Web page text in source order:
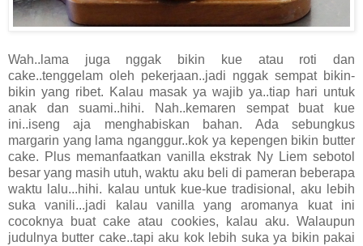
Wah..lama juga nggak bikin kue atau roti dan
cake..tenggelam oleh pekerjaan..jadi nggak sempat bikin-
bikin yang ribet. Kalau masak ya wajib ya..tiap hari untuk
anak dan suami..hihi. Nah..kemaren sempat buat kue
ini..iseng aja menghabiskan bahan. Ada sebungkus
margarin yang lama nganggur..kok ya kepengen bikin butter
cake. Plus memanfaatkan vanilla ekstrak Ny Liem sebotol
besar yang masih utuh, waktu aku beli di pameran beberapa
waktu lalu...hihi. kalau untuk kue-kue tradisional, aku lebih
suka vanili...jadi kalau vanilla yang aromanya kuat ini
cocoknya buat cake atau cookies, kalau aku. Walaupun
judulnya butter cake..tapi aku kok lebih suka ya bikin pakai